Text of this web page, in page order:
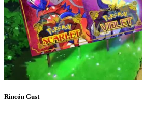
Rincón Gust